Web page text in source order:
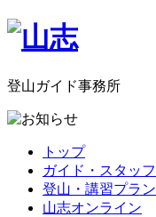
登山ガイド事務所
トップ
ガイド・スタッフ
登山・講習プラン
山志オンライン